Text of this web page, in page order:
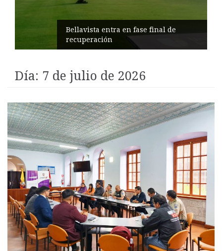
Impulsan turismo comunitario en
Pilahuín
Día: 7 de julio de 2026